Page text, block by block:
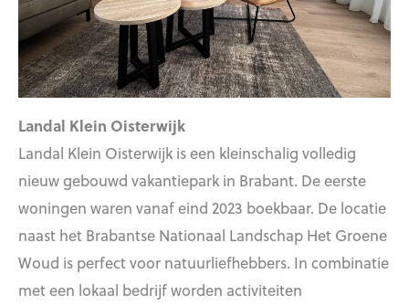
Landal Klein Oisterwijk
Landal Klein Oisterwijk is een kleinschalig volledig
nieuw gebouwd vakantiepark in Brabant. De eerste
woningen waren vanaf eind 2023 boekbaar. De locatie
naast het Brabantse Nationaal Landschap Het Groene
Woud is perfect voor natuurliefhebbers. In combinatie
met een lokaal bedrijf worden activiteiten